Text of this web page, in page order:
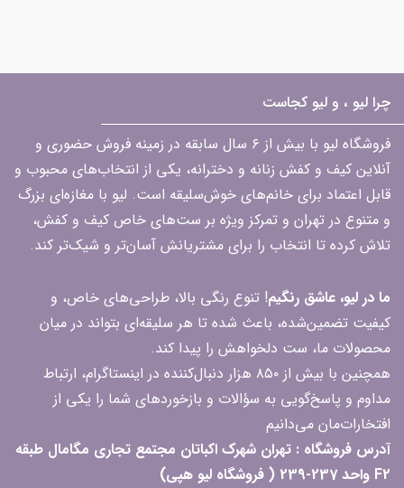
چرا لیو ، و لیو کجاست
فروشگاه لیو با بیش از ۶ سال سابقه در زمینه فروش حضوری و
آنلاین کیف و کفش زنانه و دخترانه، یکی از انتخاب‌های محبوب و
قابل اعتماد برای خانم‌های خوش‌سلیقه است. لیو با مغازه‌ای بزرگ
و متنوع در تهران و تمرکز ویژه بر ست‌های خاص کیف و کفش،
تلاش کرده تا انتخاب را برای مشتریانش آسان‌تر و شیک‌تر کند.
ما در لیو، عاشق رنگیم! تنوع رنگی بالا، طراحی‌های خاص، و
کیفیت تضمین‌شده، باعث شده تا هر سلیقه‌ای بتواند در میان
محصولات ما، ست دلخواهش را پیدا کند.
همچنین با بیش از ۸۵۰ هزار دنبال‌کننده در اینستاگرام، ارتباط
مداوم و پاسخ‌گویی به سؤالات و بازخوردهای شما را یکی از
افتخارات‌مان می‌دانیم
آدرس فروشگاه : تهران شهرک اکباتان مجتمع تجاری مگامال طبقه
F2 واحد 237-239 ( فروشگاه لیو هپی)